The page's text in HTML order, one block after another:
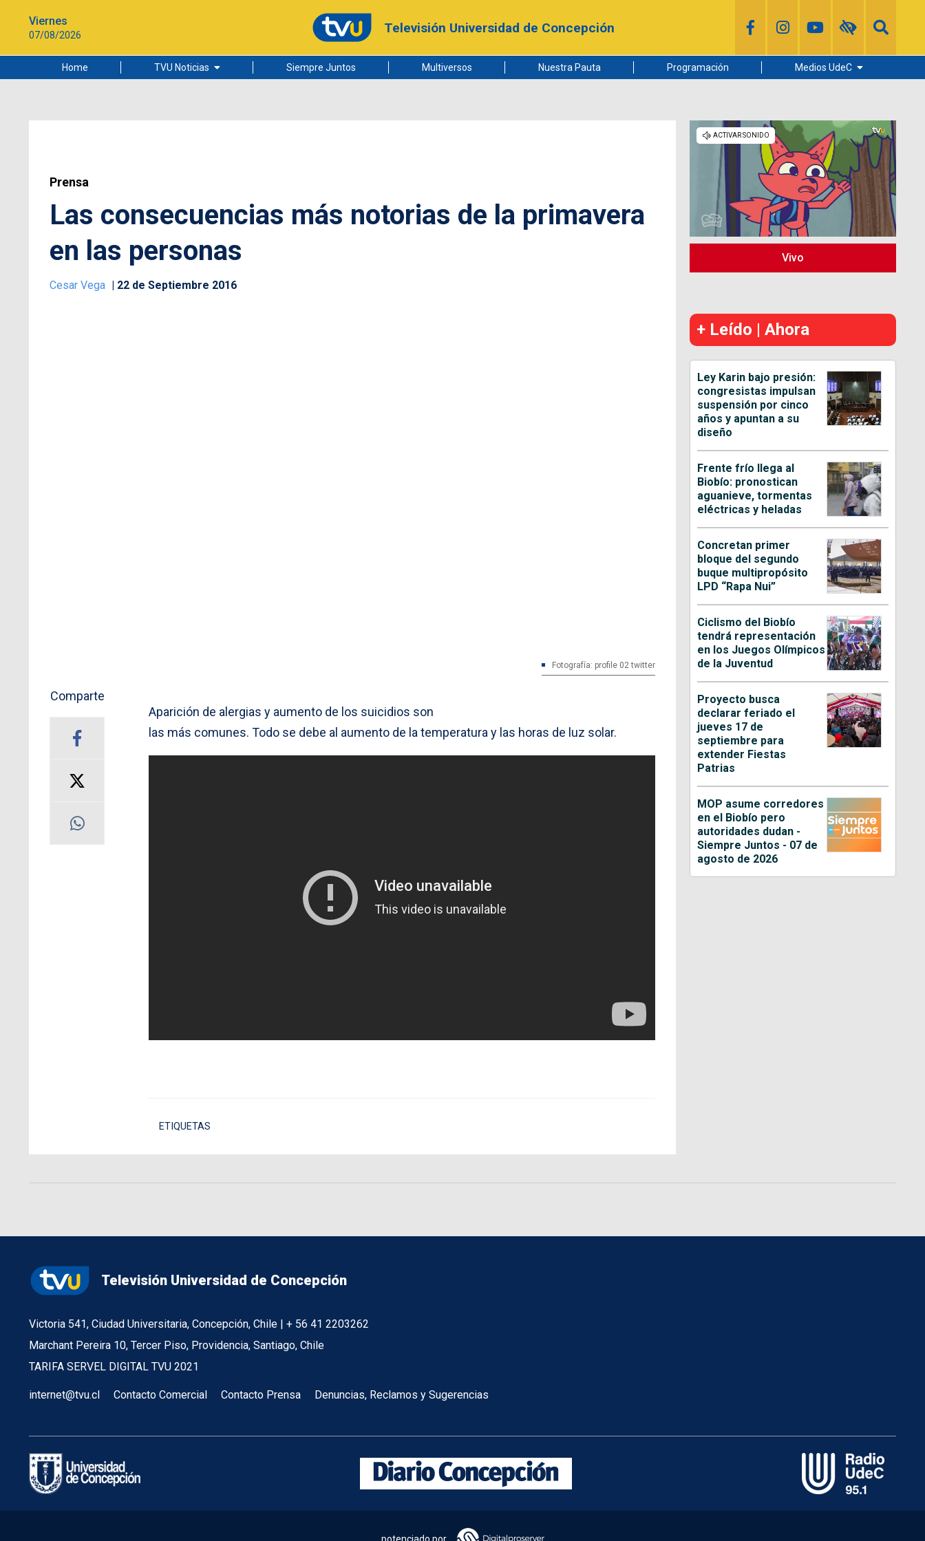
Viernes
07/08/2026 Televisión Universidad de Concepción
Home TVU Noticias
Ciudad
Siempre Juntos Multiversos Nuestra Pauta Programación Medios UdeC
Radio UdeC
Noticias UdeC
La Discusión
Prensa
Las consecuencias más notorias de la primavera
en las personas
Cesar Vega 22 de Septiembre 2016
Fotografía: profile 02 twitter
Comparte
Aparición de alergias y aumento de los suicidios son
las más comunes. Todo se debe al aumento de la temperatura y las horas de luz solar.
ETIQUETAS
Vivo
+ Leído | Ahora
Ley Karin bajo presión:
congresistas impulsan
suspensión por cinco
años y apuntan a su
diseño
Frente frío llega al
Biobío: pronostican
aguanieve, tormentas
eléctricas y heladas
Concretan primer
bloque del segundo
buque multipropósito
LPD “Rapa Nui”
Ciclismo del Biobío
tendrá representación
en los Juegos Olímpicos
de la Juventud
Proyecto busca
declarar feriado el
jueves 17 de
septiembre para
extender Fiestas
Patrias
MOP asume corredores
en el Biobío pero
autoridades dudan -
Siempre Juntos - 07 de
agosto de 2026
Televisión Universidad de Concepción
Victoria 541, Ciudad Universitaria, Concepción, Chile | + 56 41 2203262
Marchant Pereira 10, Tercer Piso, Providencia, Santiago, Chile
TARIFA SERVEL DIGITAL TVU 2021
internet@tvu.cl Contacto Comercial Contacto Prensa Denuncias, Reclamos y Sugerencias